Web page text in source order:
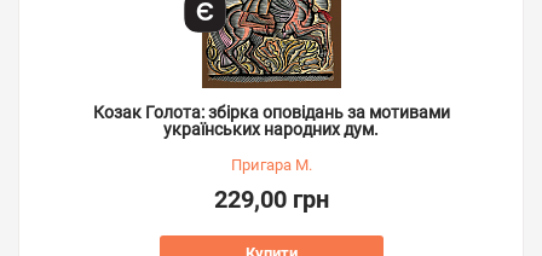
Козак Голота: збірка оповідань за мотивами
українських народних дум.
Пригара М.
229,00 грн